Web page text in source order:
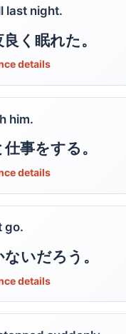
last night.
く眠れた。
details
him.
事をする。
details
go.
いだろう。
details